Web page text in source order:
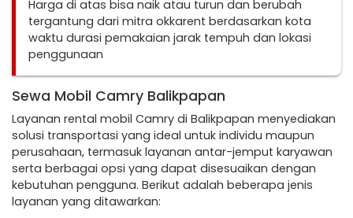
Harga di atas bisa naik atau turun dan berubah
tergantung dari mitra okkarent berdasarkan kota
waktu durasi pemakaian jarak tempuh dan lokasi
penggunaan
Sewa Mobil Camry Balikpapan
Layanan rental mobil Camry di Balikpapan menyediakan
solusi transportasi yang ideal untuk individu maupun
perusahaan, termasuk layanan antar-jemput karyawan
serta berbagai opsi yang dapat disesuaikan dengan
kebutuhan pengguna. Berikut adalah beberapa jenis
layanan yang ditawarkan: